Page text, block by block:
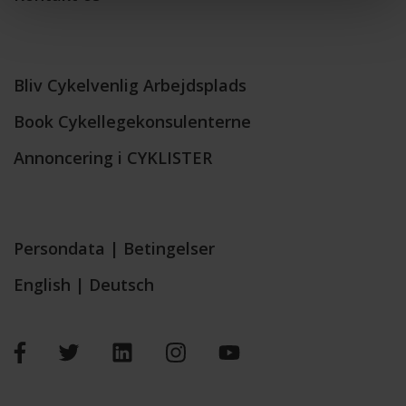
Bliv Cykelvenlig Arbejdsplads
Book Cykellegekonsulenterne
Annoncering i CYKLISTER
Persondata | Betingelser
English | Deutsch